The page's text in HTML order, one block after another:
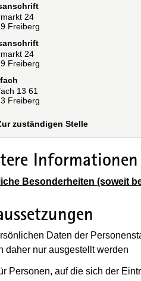
24
Freiberg
24
Freiberg
13 61
Freiberg
zuständigen Stelle
Informationen
Besonderheiten (soweit
Daten der
daher nur ausgestellt werden
Personen, auf die sich der